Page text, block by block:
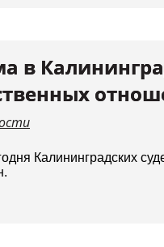
в
Калининградских